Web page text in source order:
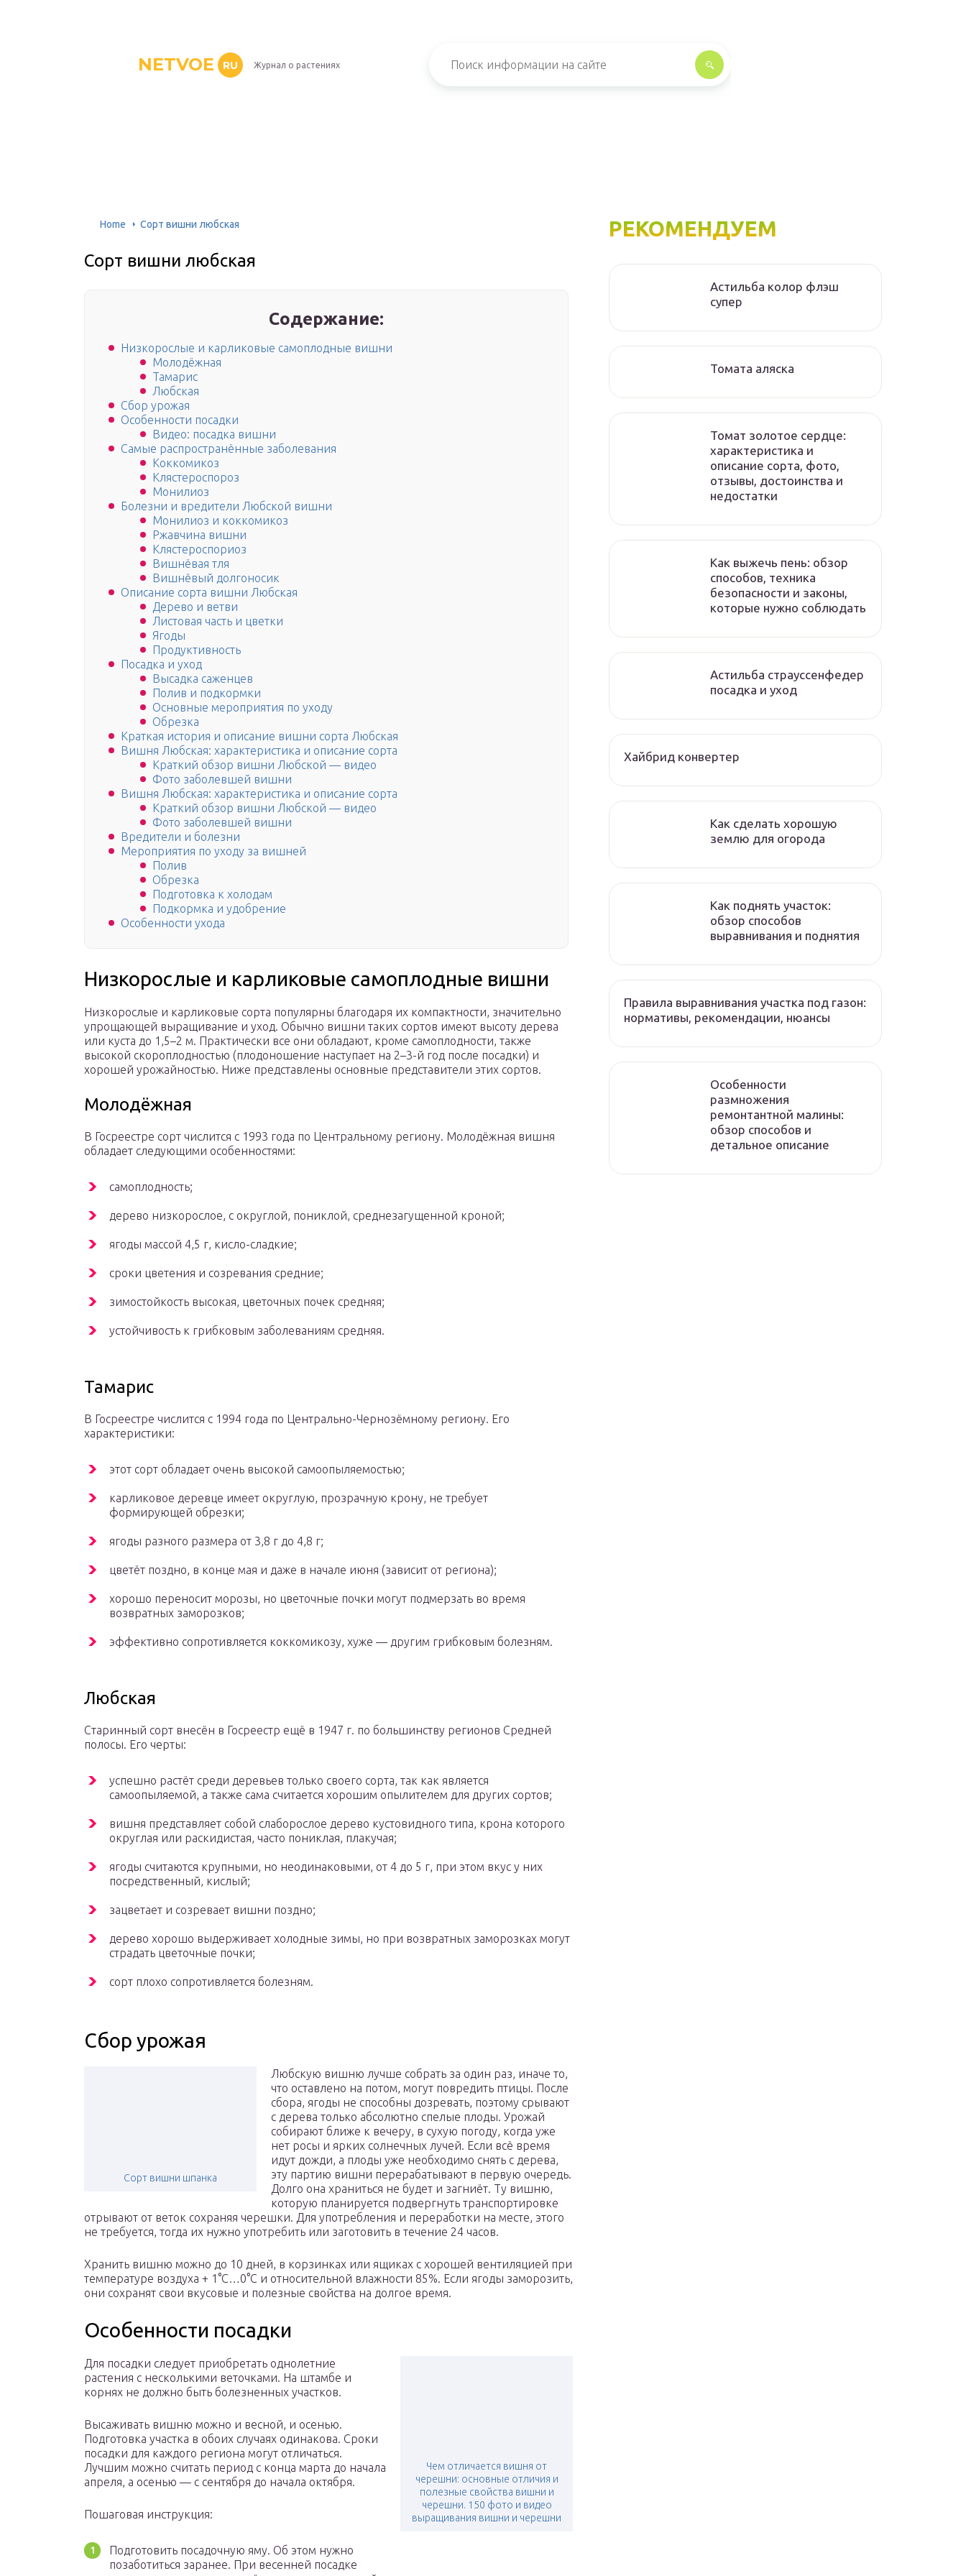
NETVOE RU Журнал о растениях
Home Сорт вишни любская
Сорт вишни любская
Содержание:
Низкорослые и карликовые самоплодные вишни
Молодёжная
Тамарис
Любская
Сбор урожая
Особенности посадки
Видео: посадка вишни
Самые распространённые заболевания
Коккомикоз
Клястероспороз
Монилиоз
Болезни и вредители Любской вишни
Монилиоз и коккомикоз
Ржавчина вишни
Клястероспориоз
Вишнёвая тля
Вишнёвый долгоносик
Описание сорта вишни Любская
Дерево и ветви
Листовая часть и цветки
Ягоды
Продуктивность
Посадка и уход
Высадка саженцев
Полив и подкормки
Основные мероприятия по уходу
Обрезка
Краткая история и описание вишни сорта Любская
Вишня Любская: характеристика и описание сорта
Краткий обзор вишни Любской — видео
Фото заболевшей вишни
Вишня Любская: характеристика и описание сорта
Краткий обзор вишни Любской — видео
Фото заболевшей вишни
Вредители и болезни
Мероприятия по уходу за вишней
Полив
Обрезка
Подготовка к холодам
Подкормка и удобрение
Особенности ухода
Низкорослые и карликовые самоплодные вишни
Низкорослые и карликовые сорта популярны благодаря их компактности, значительно
упрощающей выращивание и уход. Обычно вишни таких сортов имеют высоту дерева
или куста до 1,5–2 м. Практически все они обладают, кроме самоплодности, также
высокой скороплодностью (плодоношение наступает на 2–3-й год после посадки) и
хорошей урожайностью. Ниже представлены основные представители этих сортов.
Молодёжная
В Госреестре сорт числится с 1993 года по Центральному региону. Молодёжная вишня
обладает следующими особенностями:
самоплодность;
дерево низкорослое, с округлой, пониклой, среднезагущенной кроной;
ягоды массой 4,5 г, кисло-сладкие;
сроки цветения и созревания средние;
зимостойкость высокая, цветочных почек средняя;
устойчивость к грибковым заболеваниям средняя.
Тамарис
В Госреестре числится с 1994 года по Центрально-Чернозёмному региону. Его
характеристики:
этот сорт обладает очень высокой самоопыляемостью;
карликовое деревце имеет округлую, прозрачную крону, не требует
формирующей обрезки;
ягоды разного размера от 3,8 г до 4,8 г;
цветёт поздно, в конце мая и даже в начале июня (зависит от региона);
хорошо переносит морозы, но цветочные почки могут подмерзать во время
возвратных заморозков;
эффективно сопротивляется коккомикозу, хуже — другим грибковым болезням.
Любская
Старинный сорт внесён в Госреестр ещё в 1947 г. по большинству регионов Средней
полосы. Его черты:
успешно растёт среди деревьев только своего сорта, так как является
самоопыляемой, а также сама считается хорошим опылителем для других сортов;
вишня представляет собой слаборослое дерево кустовидного типа, крона которого
округлая или раскидистая, часто пониклая, плакучая;
ягоды считаются крупными, но неодинаковыми, от 4 до 5 г, при этом вкус у них
посредственный, кислый;
зацветает и созревает вишни поздно;
дерево хорошо выдерживает холодные зимы, но при возвратных заморозках могут
страдать цветочные почки;
сорт плохо сопротивляется болезням.
Сбор урожая
Сорт вишни шпанка
Любскую вишню лучше собрать за один раз, иначе то,
что оставлено на потом, могут повредить птицы. После
сбора, ягоды не способны дозревать, поэтому срывают
с дерева только абсолютно спелые плоды. Урожай
собирают ближе к вечеру, в сухую погоду, когда уже
нет росы и ярких солнечных лучей. Если всё время
идут дожди, а плоды уже необходимо снять с дерева,
эту партию вишни перерабатывают в первую очередь.
Долго она храниться не будет и загниёт. Ту вишню,
которую планируется подвергнуть транспортировке
отрывают от веток сохраняя черешки. Для употребления и переработки на месте, этого
не требуется, тогда их нужно употребить или заготовить в течение 24 часов.
Хранить вишню можно до 10 дней, в корзинках или ящиках с хорошей вентиляцией при
температуре воздуха + 1°С…0°С и относительной влажности 85%. Если ягоды заморозить,
они сохранят свои вкусовые и полезные свойства на долгое время.
Особенности посадки
Чем отличается вишня от
черешни: основные отличия и
полезные свойства вишни и
черешни. 150 фото и видео
выращивания вишни и черешни
Для посадки следует приобретать однолетние
растения с несколькими веточками. На штамбе и
корнях не должно быть болезненных участков.
Высаживать вишню можно и весной, и осенью.
Подготовка участка в обоих случаях одинакова. Сроки
посадки для каждого региона могут отличаться.
Лучшим можно считать период с конца марта до начала
апреля, а осенью — с сентября до начала октября.
Пошаговая инструкция:
Подготовить посадочную яму. Об этом нужно
позаботиться заранее. При весенней посадке
РЕКОМЕНДУЕМ
Астильба колор флэш
супер
Томата аляска
Томат золотое сердце:
характеристика и
описание сорта, фото,
отзывы, достоинства и
недостатки
Как выжечь пень: обзор
способов, техника
безопасности и законы,
которые нужно соблюдать
Астильба страуссенфедер
посадка и уход
Хайбрид конвертер
Как сделать хорошую
землю для огорода
Как поднять участок:
обзор способов
выравнивания и поднятия
Правила выравнивания участка под газон:
нормативы, рекомендации, нюансы
Особенности
размножения
ремонтантной малины:
обзор способов и
детальное описание